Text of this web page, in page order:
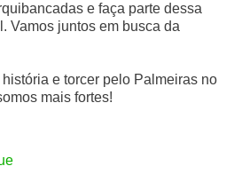
e faça parte dessa
Vamos juntos em busca da
e torcer pelo Palmeiras no
mais fortes!